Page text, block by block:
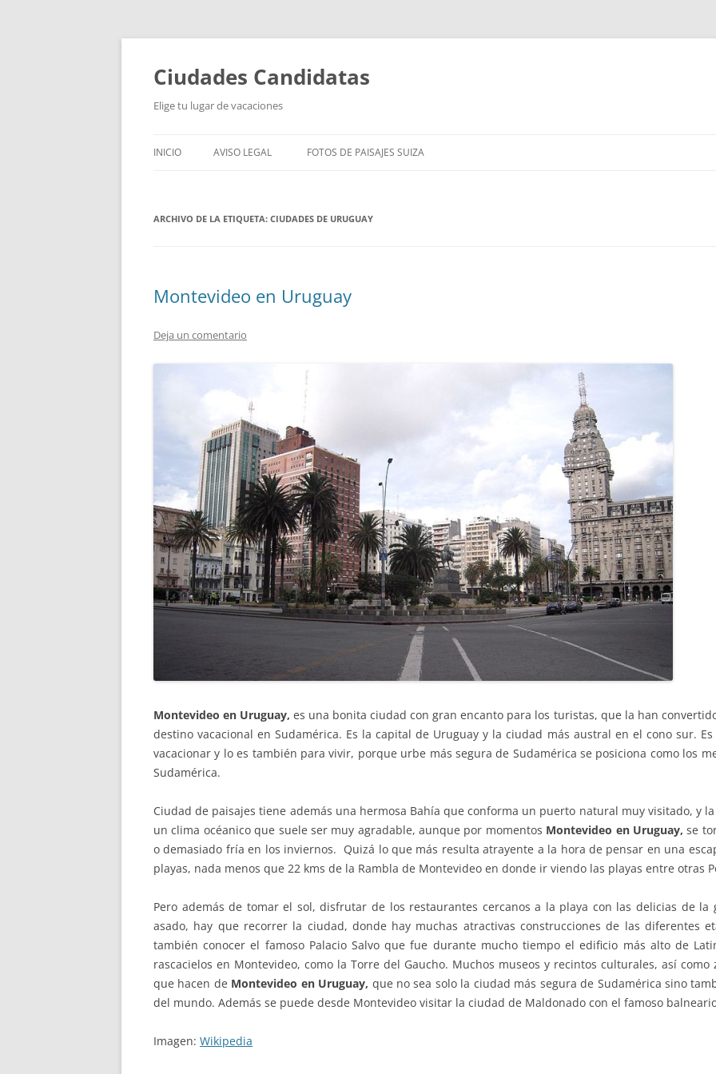
Saltar
contenido
Ciudades Candidatas
Elige tu lugar de vacaciones
INICIO AVISO LEGAL FOTOS DE PAISAJES SUIZA
ARCHIVO DE LA ETIQUETA: CIUDADES DE URUGUAY
Montevideo en Uruguay
Deja un comentario
Montevideo en Uruguay,es una bonita ciudad con gran encanto para los turistas, que la han
destino vacacional en Sudamérica. Es la capital de Uruguay y la ciudad más austral en el cono sur.
vacacionar y lo es también para vivir, porque urbe más segura de Sudamérica se posiciona como los
Sudamérica.
Ciudad de paisajes tiene además una hermosa Bahía que conforma un puerto natural muy visitado, y
un clima océanico que suele ser muy agradable, aunque por momentos Montevideo en Uruguay,se
o demasiado fría en los inviernos. Quizá lo que más resulta atrayente a la hora de pensar en una
playas, nada menos que 22 kms de la Rambla de Montevideo en donde ir viendo las playas entre otras
Pero además de tomar el sol, disfrutar de los restaurantes cercanos a la playa con las delicias de la
asado, hay que recorrer la ciudad, donde hay muchas atractivas construcciones de las diferentes
también conocer el famoso Palacio Salvo que fue durante mucho tiempo el edificio más alto de
rascacielos en Montevideo, como la Torre del Gaucho. Muchos museos y recintos culturales, así
que hacen de Montevideo en Uruguay, que no sea solo la ciudad más segura de Sudamérica sino
del mundo. Además se puede desde Montevideo visitar la ciudad de Maldonado con el famoso
Imagen: Wikipedia